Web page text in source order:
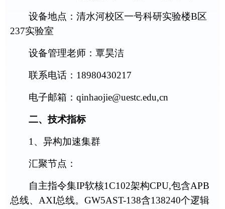
设备地点：清水河校区一号科研实验楼B 区
237实验室
设备管理老师： 覃昊洁
联系电话： 18980430217
电子邮箱： qinhaojie@uestc.edu,cn
二、技术指标
1 、异构加速集群
汇聚节点：
自主指令集IP软核1C102架构CPU,包含APB
总线、 AXI总线。 GW5AST-138含138240个逻辑